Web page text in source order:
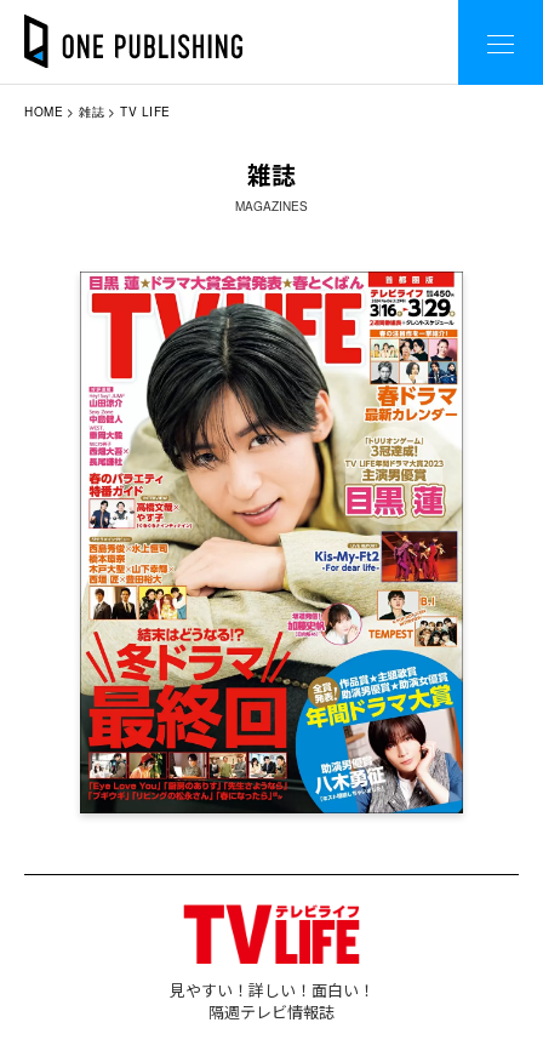
HOME 雑誌 TV LIFE
雑誌
MAGAZINES
見やすい！詳しい！面白い！
隔週テレビ情報誌